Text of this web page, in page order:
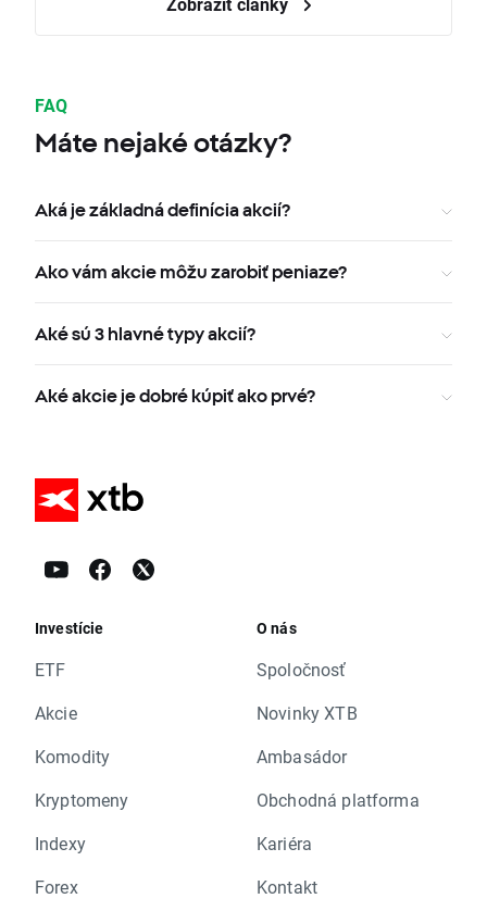
FAQ
Máte nejaké otázky?
Aká je základná definícia akcií?
Ako vám akcie môžu zarobiť peniaze?
Aké sú 3 hlavné typy akcií?
Aké akcie je dobré kúpiť ako prvé?
Investície
ETF
Akcie
Komodity
Kryptomeny
Indexy
Forex
O nás
Spoločnosť
Novinky XTB
Ambasádor
Obchodná platforma
Kariéra
Kontakt